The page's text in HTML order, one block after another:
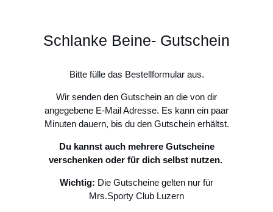
Schlanke Beine- Gutschein
Bitte fülle das Bestellformular aus.
Wir senden den Gutschein an die von dir
angegebene E-Mail Adresse. Es kann ein paar
Minuten dauern, bis du den Gutschein erhältst.
Du kannst auch mehrere Gutscheine
verschenken oder für dich selbst nutzen.
Wichtig: Die Gutscheine gelten nur für
Mrs.Sporty Club Luzern